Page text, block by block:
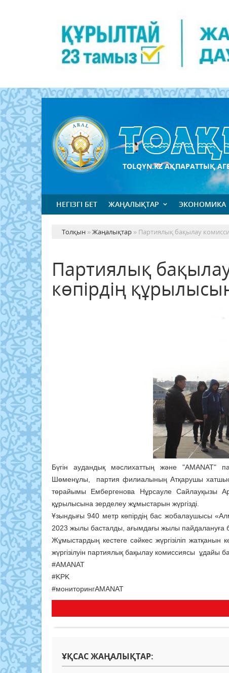
TOLQYN.KZ АҚПАРАТТЫҚ
НЕГІЗГІ БЕТ ЖАҢАЛЫҚТАР ЭКОНОМИКА
Толқын »Жаңалықтар » Партиялық бақылау
Партиялық
көпірдің
Бүгін аудандық мәслихаттың және "AMANAT"
Шөменұлы, партия филиалының Атқарушы
төрайымы Ембергенова Нұрсауле Сайлауқызы
құрылысына зерделеу жұмыстарын жүргізді.
Ұзындығы 940 метр көпірдің бас жобалаушысы
2023 жылы басталды, ағымдағы жылы пайдалануға
Жұмыстардың кестеге сәйкес жүргізіліп
жүргізілуін партиялық бақылау комиссиясы ұдайы
#AMANAT
#KPK
#мониторингAMANAT
ҰҚСАС ЖАҢАЛЫҚТАР: